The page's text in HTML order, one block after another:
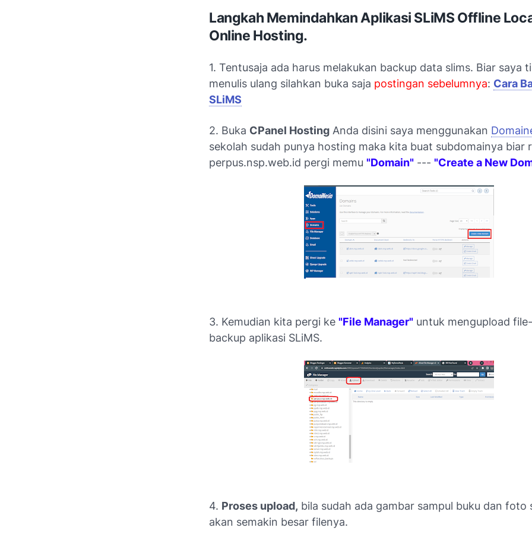
Langkah Memindahkan Aplikasi SLiMS Offline
Online Hosting.
1. Tentusaja ada harus melakukan backup data slims. Biar saya
menulis ulang silahkan buka saja postingan sebelumnya: Cara
SLiMS
2. Buka CPanel Hosting Anda disini saya menggunakan
sekolah sudah punya hosting maka kita buat subdomainya biar
perpus.nsp.web.id pergi memu "Domain" --- "Create a New
3. Kemudian kita pergi ke "File Manager" untuk mengupload
backup aplikasi SLiMS.
4. Proses upload, bila sudah ada gambar sampul buku dan foto
akan semakin besar filenya.